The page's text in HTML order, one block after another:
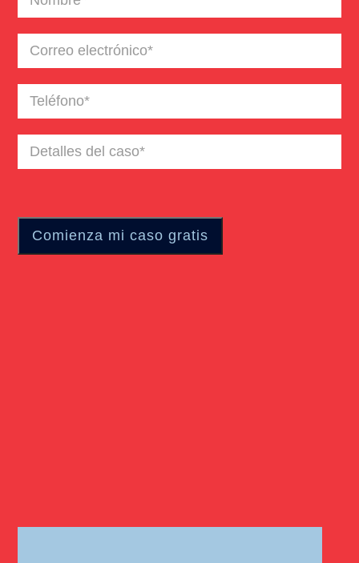
Lesiones Catastroficas
Negligencia Medica
Correo
electrónico(Required)
Teléfono(Required)
Detalles
del